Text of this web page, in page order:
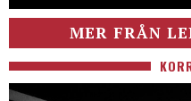
MER FRÅN